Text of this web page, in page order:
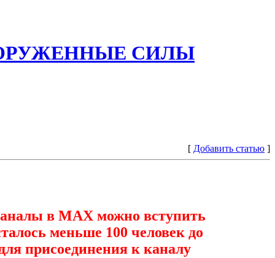
СИЛЫ
[ Добавить статью ]
в МАХ можно вступить
меньше 100 человек до
присоединения к каналу